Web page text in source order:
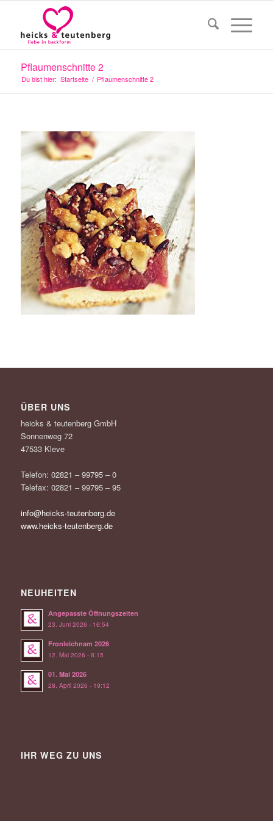
Pflaumenschnitte 2
Du bist hier: Startseite / Pflaumenschnitte 2
ÜBER UNS
heicks & teutenberg GmbH
Sonnenweg 72
47533 Kleve
Telefon: 02821 – 99795 – 0
Telefax: 02821 – 99795 – 95
info@heicks-teutenberg.de
www.heicks-teutenberg.de
NEUHEITEN
Angepasste Öffnungszeiten
23. Juni 2026 - 16:54
Fronleichnam 2026
12. Mai 2026 - 8:15
01. Mai 2026
28. April 2026 - 19:12
IHR WEG ZU UNS